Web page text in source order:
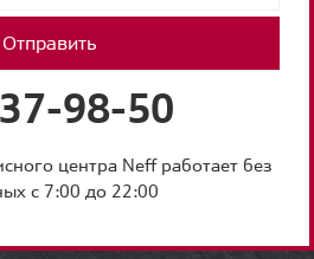
Отправить
98-50
центра Neff работает без
с 7:00 до 22:00